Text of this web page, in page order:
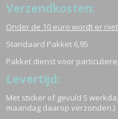
Verzendkosten:
Onder de 10 euro wordt er
Standaard Pakket 6,95
Pakket dienst voor
Levertijd:
Met sticker of gevuld 5
maandag daarop verzonden.)